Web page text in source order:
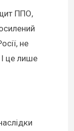
ППО,
не
І це лише